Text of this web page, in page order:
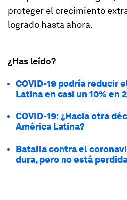
proteger el crecimiento
logrado hasta ahora.
¿Has leído?
COVID-19 podría reducir
Latina en casi un 10% en
COVID-19: ¿Hacia otra
América Latina?
Batalla contra el
dura, pero no está